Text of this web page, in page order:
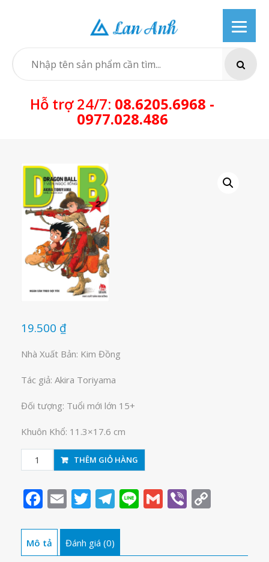
SEARCH
Hỗ trợ 24/7: 08.6205.6968 -
0977.028.486
19.500 ₫
Nhà Xuất Bản: Kim Đồng
Tác giả: Akira Toriyama
Đối tượng: Tuổi mới lớn 15+
Khuôn Khổ: 11.3×17.6 cm
Dragon
Ball-
viên
rồng
tập
THÊM GIỎ HÀNG
Facebook
EmailTwitter
Telegram
LineGmail
Viber
Mô tả Đánh giá (0)